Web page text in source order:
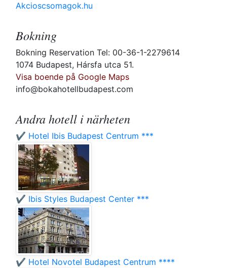
Akcioscsomagok.hu
Bokning
Bokning Reservation Tel: 00-36-1-2279614
1074 Budapest, Hársfa utca 51.
Visa boende på Google Maps
info@bokahotellbudapest.com
Andra hotell i närheten
✔️ Hotel Ibis Budapest Centrum ***
✔️ Ibis Styles Budapest Center ***
✔️ Hotel Novotel Budapest Centrum ****